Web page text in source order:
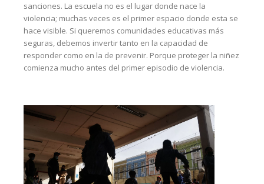
sanciones. La escuela no es el lugar donde nace la
violencia; muchas veces es el primer espacio donde esta se
hace visible. Si queremos comunidades educativas más
seguras, debemos invertir tanto en la capacidad de
responder como en la de prevenir. Porque proteger la niñez
comienza mucho antes del primer episodio de violencia.